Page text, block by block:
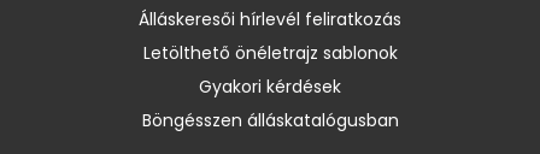
Álláskeresői hírlevél feliratkozás
Letölthető önéletrajz sablonok
Gyakori kérdések
Böngésszen álláskatalógusban